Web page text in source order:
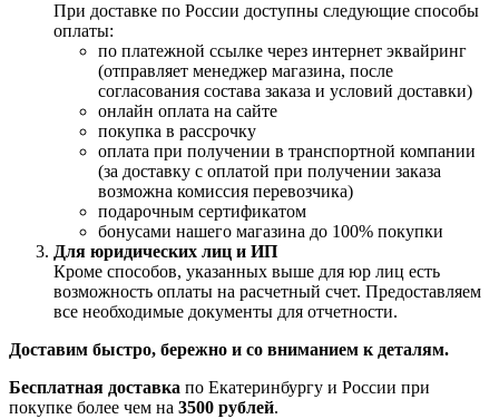
При доставке по России доступны следующие способы
оплаты:
по платежной ссылке через интернет эквайринг
(отправляет менеджер магазина, после
согласования состава заказа и условий доставки)
онлайн оплата на сайте
покупка в рассрочку
оплата при получении в транспортной компании
(за доставку с оплатой при получении заказа
возможна комиссия перевозчика)
подарочным сертификатом
бонусами нашего магазина до 100% покупки
Для юридических лиц и ИП
Кроме способов, указанных выше для юр лиц есть
возможность оплаты на расчетный счет. Предоставляем
все необходимые документы для отчетности.
Доставим быстро, бережно и со вниманием к деталям.
Бесплатная доставка по Екатеринбургу и России при
покупке более чем на 3500 рублей.